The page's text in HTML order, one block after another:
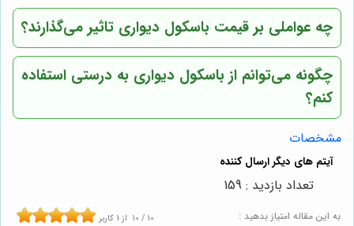
چه عواملی بر قیمت باسکول دیواری تاثیر می‌گذارند؟
چگونه می‌توانم از باسکول دیواری به درستی استفاده
کنم؟
مشخصات
به این مقاله امتیاز بدهید : 10 / 10 از 1 کاربر
تعداد بازدید : 159